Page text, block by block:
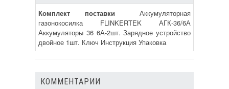
Комплект поставки
Аккумуляторная
газонокосилка FLINKERTEK АГК-36/6А
Аккумуляторы 36 6А-2шт. Зарядное устройство
двойное 1шт. Ключ Инструкция Упаковка
КОММЕНТАРИИ